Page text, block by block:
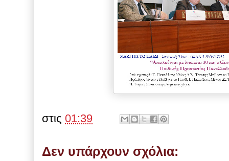
στις 01:39
Δεν υπάρχουν σχόλια: